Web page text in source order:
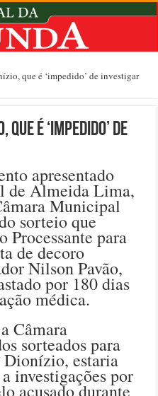
que é ‘impedido’ de investigar
é ‘impedido’ de
apresentado
de Almeida Lima,
Municipal
sorteio que
Processante para
de decoro
Nilson Pavão,
por 180 dias
médica.
Câmara
sorteados para
estaria
investigações por
acusado durante